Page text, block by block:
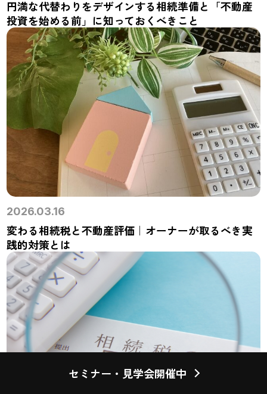
円満な代替わりをデザインする相続準備と「不動産
投資を始める前」に知っておくべきこと
2026.03.16
変わる相続税と不動産評価｜オーナーが取るべき実
践的対策とは
セミナー・見学会開催中